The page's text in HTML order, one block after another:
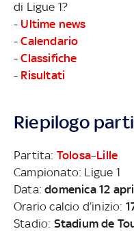
di Ligue 1?
- Ultime news
-Calendario
-Classifiche
- Risultati
Riepilogo
Partita: Tolosa–Lille
Campionato: Ligue 1
Data:domenica 12
Orario calcio d’inizio:
Stadio: Stadium de